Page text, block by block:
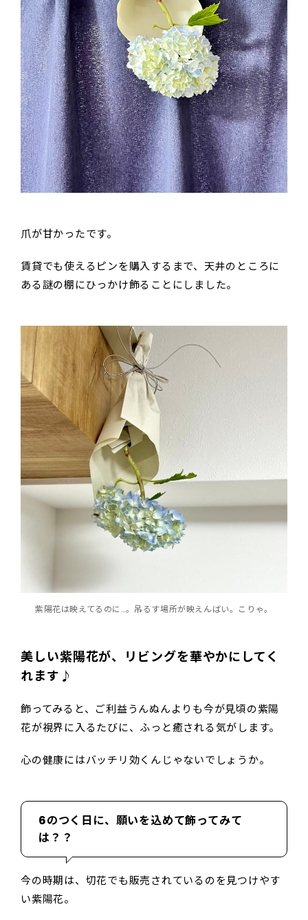
爪が甘かったです。
賃貸でも使えるピンを購入するまで、天井のところに
ある謎の棚にひっかけ飾ることにしました。
紫陽花は映えてるのに…。吊るす場所が映えんばい。こりゃ。
美しい紫陽花が、リビングを華やかにしてく
れます♪
飾ってみると、ご利益うんぬんよりも今が見頃の紫陽
花が視界に入るたびに、ふっと癒される気がします。
心の健康にはバッチリ効くんじゃないでしょうか。
6のつく日に、願いを込めて飾ってみて
は？？
今の時期は、切花でも販売されているのを見つけやす
い紫陽花。